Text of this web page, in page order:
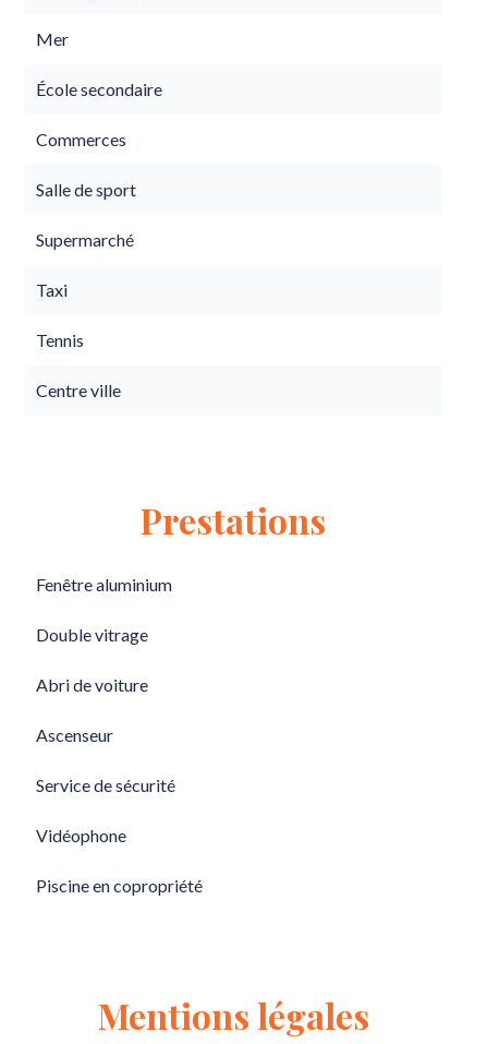
Mer
École secondaire
Commerces
Salle de sport
Supermarché
Taxi
Tennis
Centre ville
Prestations
Fenêtre aluminium
Double vitrage
Abri de voiture
Ascenseur
Service de sécurité
Vidéophone
Piscine en copropriété
Mentions légales